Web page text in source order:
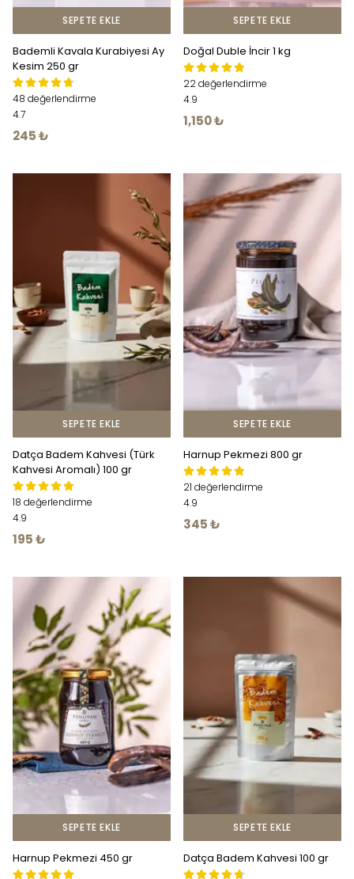
SEPETE EKLE
Bademli Kavala Kurabiyesi Ay
Kesim 250 gr
48 değerlendirme
4.7
245 ₺
SEPETE EKLE
Doğal Duble İncir 1 kg
22 değerlendirme
4.9
1,150 ₺
SEPETE EKLE
Datça Badem Kahvesi (Türk
Kahvesi Aromalı) 100 gr
18 değerlendirme
4.9
195 ₺
SEPETE EKLE
Harnup Pekmezi 800 gr
21 değerlendirme
4.9
345 ₺
SEPETE EKLE
Harnup Pekmezi 450 gr
SEPETE EKLE
Datça Badem Kahvesi 100 gr